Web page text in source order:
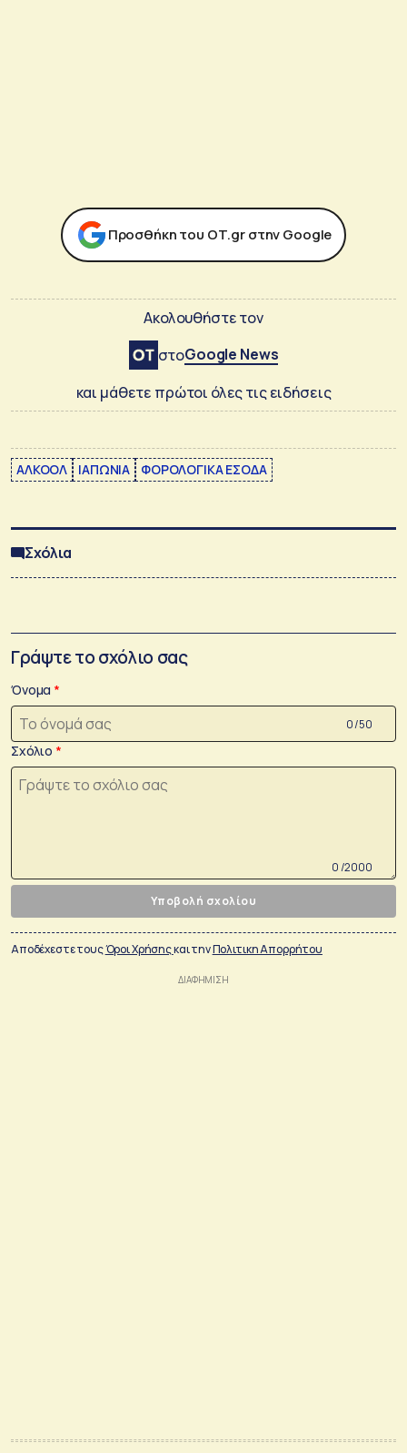
Προσθήκη του ΟΤ.gr στην Google
Ακολουθήστε τον
στοGoogle News
και μάθετε πρώτοι όλες τις ειδήσεις
ΑΛΚΟΟΛ ΙΑΠΩΝΙΑ ΦΟΡΟΛΟΓΙΚΑ ΕΣΟΔΑ
Σχόλια
Γράψτε το σχόλιο σας
Όνομα
0 /50
Σχόλιο
0 /2000
Υποβολή σχολίου
Αποδέχεστε τουςΌροι Χρήσηςκαι τηνΠολιτικη Απορρήτου